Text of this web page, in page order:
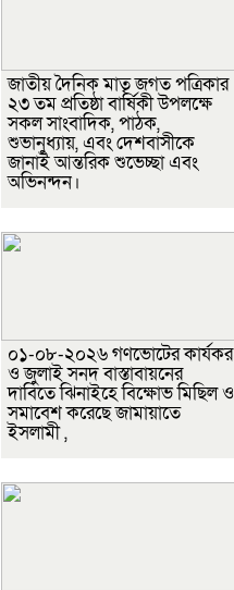
জাতীয় দৈনিক মাতৃ জগত পত্রিকার
২৩ তম প্রতিষ্ঠা বার্ষিকী উপলক্ষে
সকল সাংবাদিক, পাঠক,
শুভানুধ্যায়, এবং দেশবাসীকে
জানাই আন্তরিক শুভেচ্ছা এবং
অভিনন্দন।
০১-০৮-২০২৬ গণভোটের কার্যকর
ও জুলাই সনদ বাস্তাবায়নের
দাবিতে ঝিনাইহে বিক্ষোভ মিছিল ও
সমাবেশ করেছে জামায়াতে
ইসলামী ,